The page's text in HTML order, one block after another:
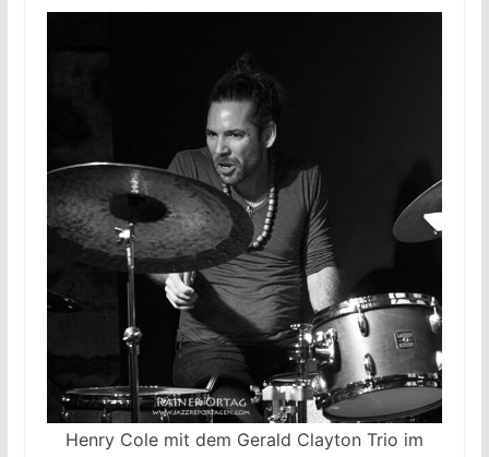
Henry Cole mit dem Gerald Clayton Trio im